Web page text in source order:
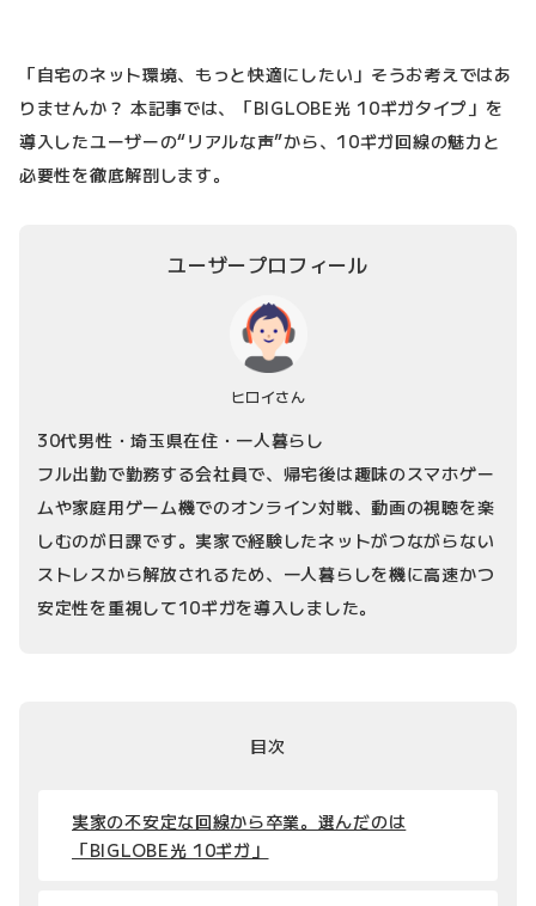
「自宅のネット環境、もっと快適にしたい」そうお考えではあ
りませんか？ 本記事では、「BIGLOBE光 10ギガタイプ」を
導入したユーザーの“リアルな声”から、10ギガ回線の魅力と
必要性を徹底解剖します。
ユーザープロフィール
ヒロイさん
30代男性・埼玉県在住・一人暮らし
フル出勤で勤務する会社員で、帰宅後は趣味のスマホゲー
ムや家庭用ゲーム機でのオンライン対戦、動画の視聴を楽
しむのが日課です。実家で経験したネットがつながらない
ストレスから解放されるため、一人暮らしを機に高速かつ
安定性を重視して10ギガを導入しました。
目次
実家の不安定な回線から卒業。選んだのは
「BIGLOBE光 10ギガ」